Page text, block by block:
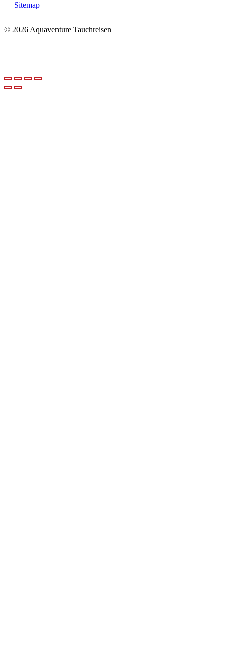
Sitemap
© 2026 Aquaventure Tauchreisen